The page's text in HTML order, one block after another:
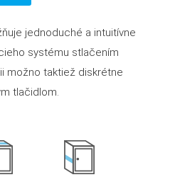
jednoduché a intuitívne
systému stlačením
možno taktiež diskrétne
tlačidlom.